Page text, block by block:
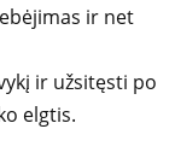
ir net
ir užsitęsti po
elgtis.